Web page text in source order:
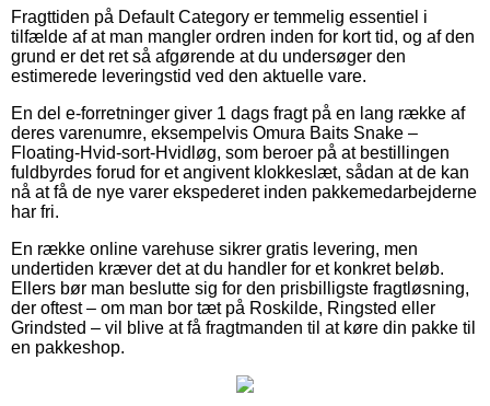
Fragttiden på Default Category er temmelig essentiel i
tilfælde af at man mangler ordren inden for kort tid, og af den
grund er det ret så afgørende at du undersøger den
estimerede leveringstid ved den aktuelle vare.
En del e-forretninger giver 1 dags fragt på en lang række af
deres varenumre, eksempelvis Omura Baits Snake –
Floating-Hvid-sort-Hvidløg, som beroer på at bestillingen
fuldbyrdes forud for et angivent klokkeslæt, sådan at de kan
nå at få de nye varer ekspederet inden pakkemedarbejderne
har fri.
En række online varehuse sikrer gratis levering, men
undertiden kræver det at du handler for et konkret beløb.
Ellers bør man beslutte sig for den prisbilligste fragtløsning,
der oftest – om man bor tæt på Roskilde, Ringsted eller
Grindsted – vil blive at få fragtmanden til at køre din pakke til
en pakkeshop.